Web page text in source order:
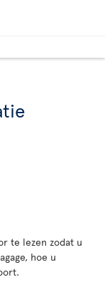
te lezen zodat u
hoe u